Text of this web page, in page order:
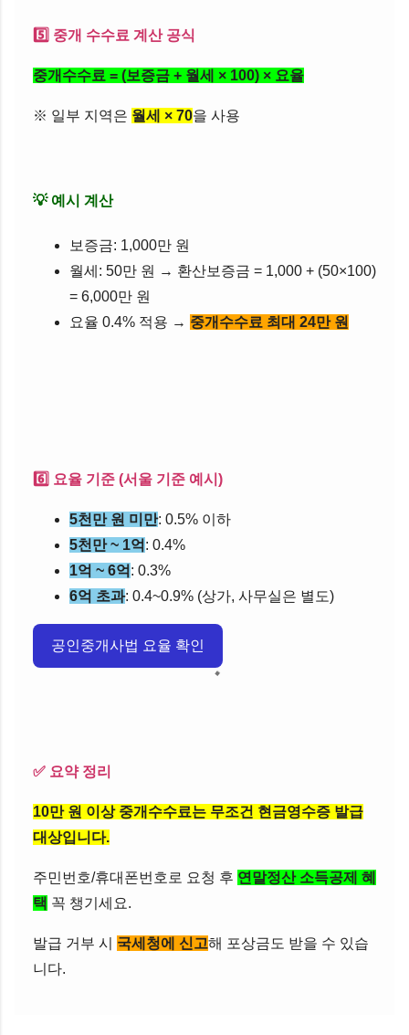
5️⃣ 중개 수수료 계산 공식
중개수수료 = (보증금 + 월세 × 100) × 요율
※ 일부 지역은 월세 × 70을 사용
💡 예시 계산
보증금: 1,000만 원
월세: 50만 원 → 환산보증금 = 1,000 + (50×100)
= 6,000만 원
요율 0.4% 적용 → 중개수수료 최대 24만 원
6️⃣ 요율 기준 (서울 기준 예시)
5천만 원 미만: 0.5% 이하
5천만 ~ 1억 : 0.4%
1억 ~ 6억 : 0.3%
6억 초과: 0.4~0.9% (상가, 사무실은 별도)
공인중개사법 요율 확인
✅ 요약 정리
10만 원 이상 중개수수료는 무조건 현금영수증 발급
대상입니다.
주민번호/휴대폰번호로 요청 후 연말정산 소득공제 혜
택 꼭 챙기세요.
발급 거부 시 국세청에 신고해 포상금도 받을 수 있습
니다.